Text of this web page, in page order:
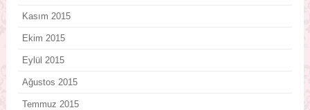
Kasım 2015
Ekim 2015
Eylül 2015
Ağustos 2015
Temmuz 2015